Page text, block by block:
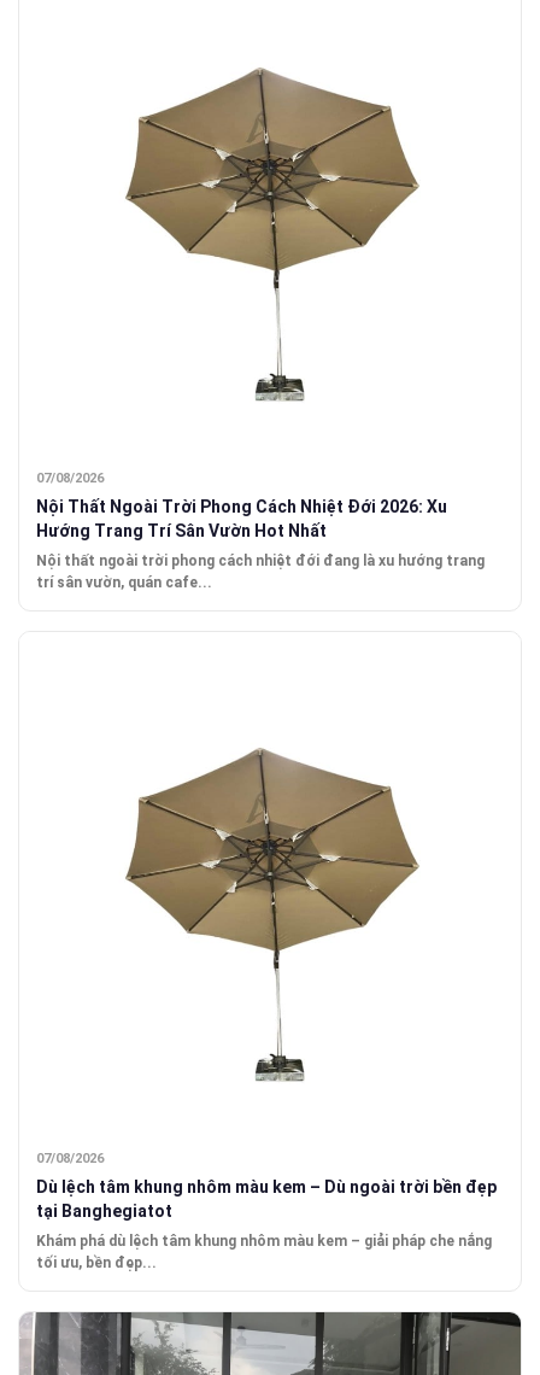
07/08/2026
Nội Thất Ngoài Trời Phong Cách Nhiệt Đới 2026: Xu
Hướng Trang Trí Sân Vườn Hot Nhất
Nội thất ngoài trời phong cách nhiệt đới đang là xu hướng trang
trí sân vườn, quán cafe...
07/08/2026
Dù lệch tâm khung nhôm màu kem – Dù ngoài trời bền đẹp
tại Banghegiatot
Khám phá dù lệch tâm khung nhôm màu kem – giải pháp che nắng
tối ưu, bền đẹp...